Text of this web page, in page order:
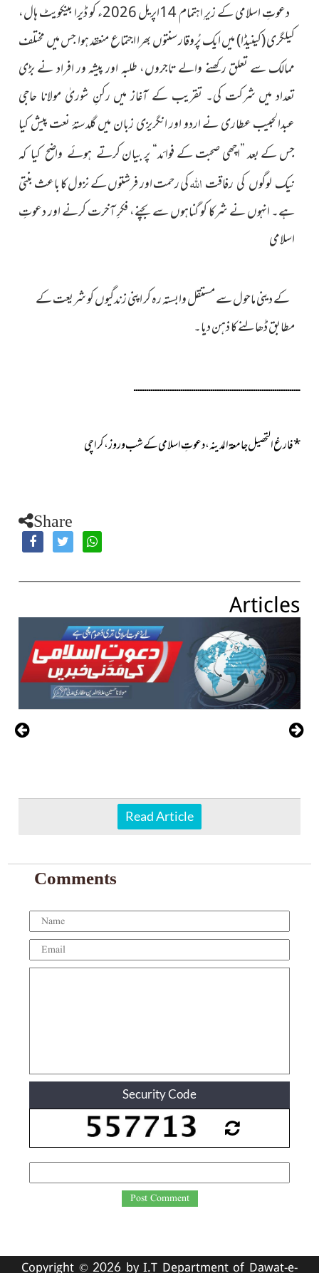
دعوتِ اسلامی کے زیرِ اہتمام 14اپریل 2026ء کو ڈیرا بینکویٹ ہال،
کیلگری (کینیڈا) میں ایک پُروقار سنتوں بھرا اجتماع منعقد ہوا جس میں مختلف
ممالک سے تعلق رکھنے والے تاجروں، طلبہ اور پیشہ ور افراد نے بڑی
تعداد میں شرکت کی۔ تقریب کے آغاز میں رکنِ شوریٰ مولانا حاجی
عبدالحبیب عطاری نے اردو اور انگریزی زبان میں گلدستۂ نعت پیش کیا
جس کے بعد ”اچھی صحبت کے فوائد“ پر بیانکرتے ہوئے واضح کیا کہ
نیک لوگوں کی رفاقت اللہکی رحمتاور فرشتوں کے نزول کا باعث بنتی
ہے۔ انہوں نے شرکا کو گناہوں سے بچنے، فکرِ آخرت کرنے اور دعوتِ
اسلامی
کے دینی ماحول سے مستقل وابستہ رہ کر اپنی زندگیوں کو شریعت کے
مطابق ڈھالنے کا ذہن دیا۔
ــــــــــــــــــــــــــــــــــــــــــــــــــــــــــــــــــــــــــــــ
*فارغ التحصیل جامعۃ المدینہ، دعوتِ اسلامی کے شبوروز، کراچی
Share
Articles
Read Article
Comments
Security Code
Post Comment
2026